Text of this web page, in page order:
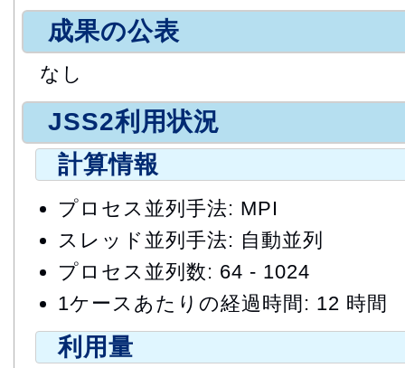
成果の公表
なし
JSS2利用状況
計算情報
プロセス並列手法: MPI
スレッド並列手法: 自動並列
プロセス並列数: 64 - 1024
1ケースあたりの経過時間: 12 時間
利用量